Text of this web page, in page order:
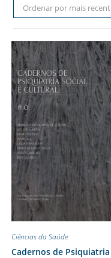
Ordenar por mais
Ciências da Saúde
Cadernos de